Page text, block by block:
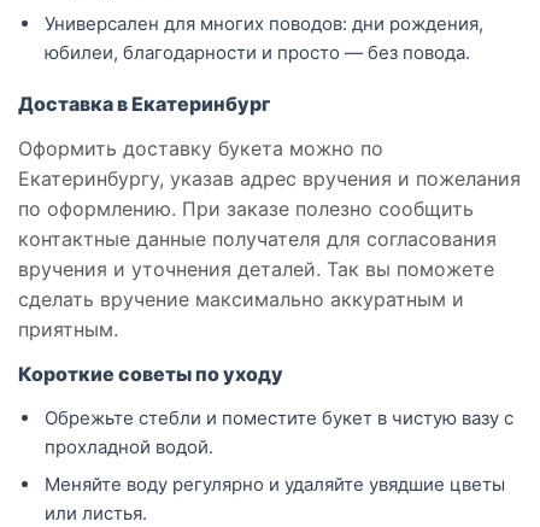
Универсален для многих поводов: дни рождения,
юбилеи, благодарности и просто — без повода.
Доставка в Екатеринбург
Оформить доставку букета можно по
Екатеринбургу, указав адрес вручения и пожелания
по оформлению. При заказе полезно сообщить
контактные данные получателя для согласования
вручения и уточнения деталей. Так вы поможете
сделать вручение максимально аккуратным и
приятным.
Короткие советы по уходу
Обрежьте стебли и поместите букет в чистую вазу с
прохладной водой.
Меняйте воду регулярно и удаляйте увядшие цветы
или листья.